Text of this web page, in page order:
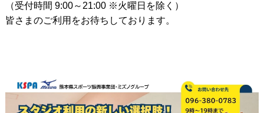
（受付時間 9:00～21:00 ※火曜日を除く）
皆さまのご利用をお待ちしております。